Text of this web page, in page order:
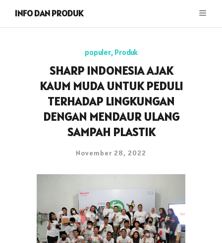
INFO DAN PRODUK
populer, Produk
SHARP INDONESIA AJAK
KAUM MUDA UNTUK PEDULI
TERHADAP LINGKUNGAN
DENGAN MENDAUR ULANG
SAMPAH PLASTIK
November 28, 2022